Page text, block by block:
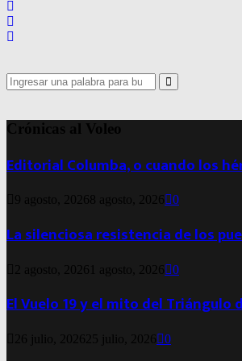
Search
for:
Search
Crónicas al Voleo
Editorial Columba, o cuando los
9 agosto, 20268 agosto, 2026 0
La silenciosa resistencia de los
2 agosto, 2026 1 agosto, 2026 0
El Vuelo 19 y el mito del Triángulo
26 julio, 2026 25 julio, 2026 0